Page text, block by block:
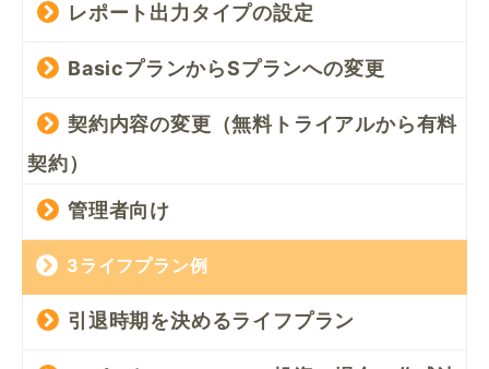
レポート出力タイプの設定
BasicプランからSプランへの変更
契約内容の変更（無料トライアルから有料
契約）
管理者向け
3ライフプラン例
引退時期を決めるライフプラン